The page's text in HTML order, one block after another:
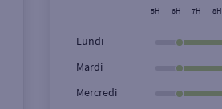
Rue
5H 6H 7H 8H
Lundi
Mardi
Mercredi